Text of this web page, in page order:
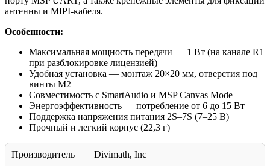
антенны и MIPI-кабеля.
Особенности:
Максимальная мощность передачи — 1 Вт (на канале R1
при разблокировке лицензией)
Удобная установка — монтаж 20×20 мм, отверстия под
винты М2
Совместимость с SmartAudio и MSP Canvas Mode
Энергоэффективность — потребление от 6 до 15 Вт
Поддержка напряжения питания 2S–7S (7–25 В)
Прочный и легкий корпус (22,3 г)
Производитель Divimath, Inc